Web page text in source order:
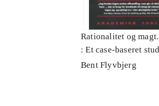
Rationalitet og
: Et case-baseret
planlægning, politik
Bent Flyvbjerg